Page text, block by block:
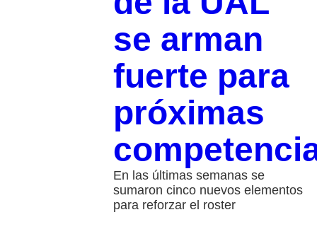
se arman
fuerte para
próximas
En las últimas semanas se
sumaron cinco nuevos elementos
para reforzar el roster